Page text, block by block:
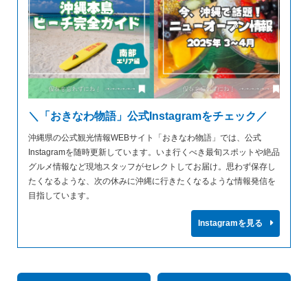
＼「おきなわ物語」公式Instagramをチェック／
沖縄県の公式観光情報WEBサイト「おきなわ物語」では、公式
Instagramを随時更新しています。いま行くべき最旬スポットや絶品
グルメ情報など現地スタッフがセレクトしてお届け。思わず保存し
たくなるような、次の休みに沖縄に行きたくなるような情報発信を
目指しています。
Instagramを見る